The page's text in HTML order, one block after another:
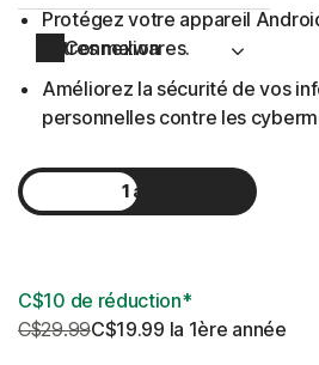
Connexion
Protégez votre appareil
autres malwares.
Améliorez la sécurité de vos
personnelles contre les
1 an
C$10 de réduction*
C$29.99C$19.99 la 1ère année